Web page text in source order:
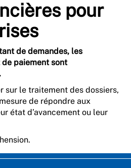
pour
de demandes, les
paiement sont
sur le traitement des dossiers,
de répondre aux
état d’avancement ou leur